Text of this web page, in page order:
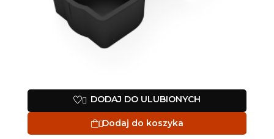
 DODAJ DO ULUBIONYCH
Dodaj do koszyka